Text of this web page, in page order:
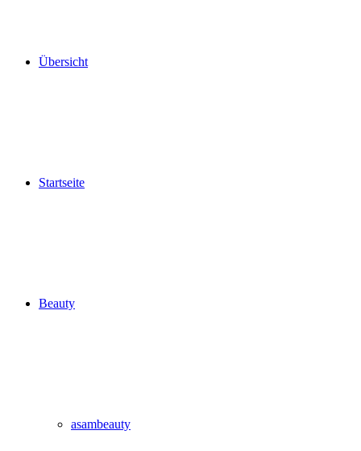
Übersicht
Startseite
Beauty
asambeauty